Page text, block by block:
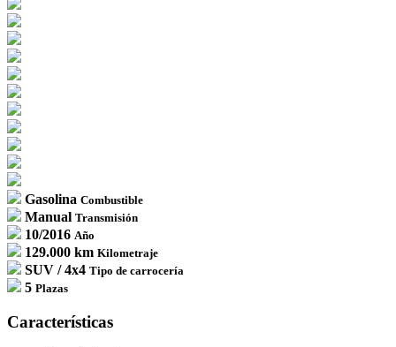
Gasolina Combustible
Manual Transmisión
10/2016 Año
129.000 km Kilometraje
SUV / 4x4 Tipo de carrocería
5 Plazas
Características